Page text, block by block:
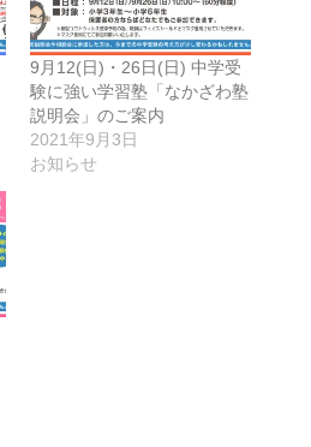
9月12(日)・26日(日) 中学受
験に強い学習塾「なかざわ塾
説明会」のご案内
2021年9月3日
お知らせ